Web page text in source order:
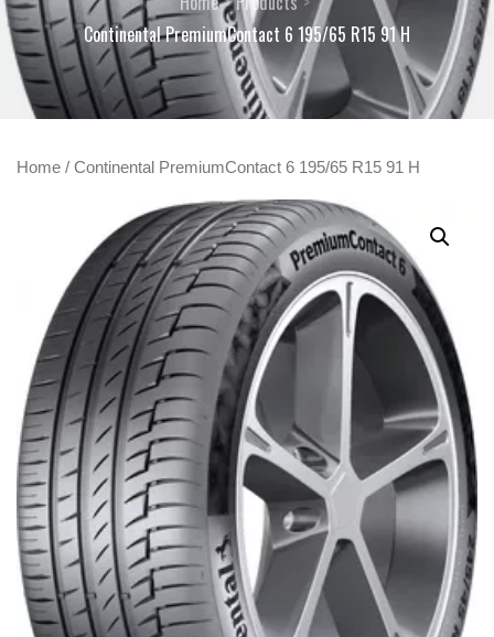
Continental PremiumContact 6 195/65 R15 91 H
Home / Continental PremiumContact 6 195/65 R15 91 H